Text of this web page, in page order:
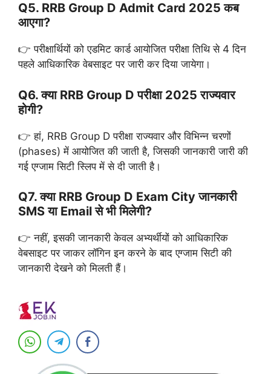
Q5. RRB Group D Admit Card 2025 कब
आएगा?
👉 परीक्षार्थियों को एडमिट कार्ड आयोजित परीक्षा तिथि से 4 दिन
पहले आधिकारिक वेबसाइट पर जारी कर दिया जायेगा।
Q6. क्या RRB Group D परीक्षा 2025 राज्यवार
होगी?
👉 हां, RRB Group D परीक्षा राज्यवार और विभिन्न चरणों
(phases) में आयोजित की जाती है, जिसकी जानकारी जारी की
गई एग्जाम सिटी स्लिप में से दी जाती है।
Q7. क्या RRB Group D Exam City जानकारी
SMS या Email से भी मिलेगी?
👉 नहीं, इसकी जानकारी केवल अभ्यर्थीयों को आधिकारिक
वेबसाइट पर जाकर लॉगिन इन करने के बाद एग्जाम सिटी की
जानकारी देखने को मिलती हैं।